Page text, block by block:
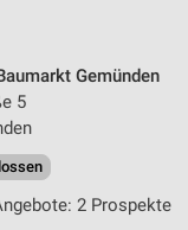
Gemünden
5
2 Prospekte